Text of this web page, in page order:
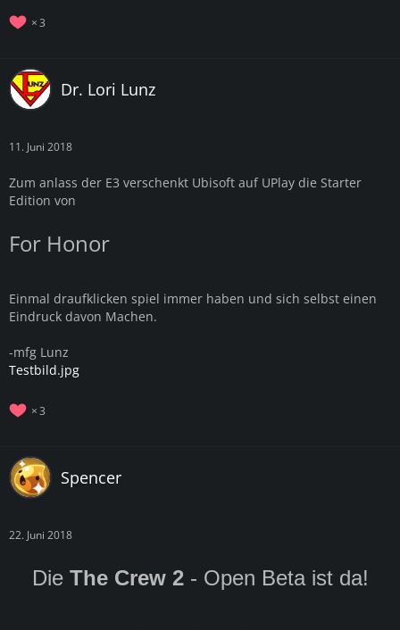
3
Dr. Lori Lunz
11. Juni 2018
Zum anlass der E3 verschenkt Ubisoft auf UPlay die Starter
Edition von
For Honor
Einmal draufklicken spiel immer haben und sich selbst einen
Eindruck davon Machen.
-mfg Lunz
Testbild.jpg
3
Spencer
22. Juni 2018
Die The Crew 2 - Open Beta ist da!